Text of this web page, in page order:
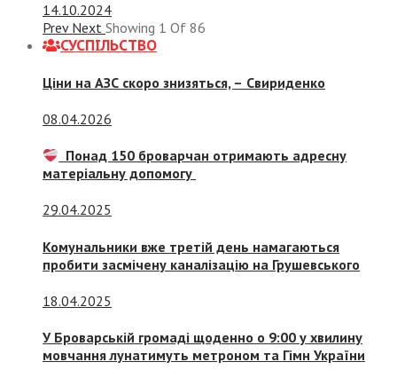
14.10.2024
Prev Next Showing 1 Of 86
СУСПIЛЬСТВО
Ціни на АЗС скоро знизяться, – Свириденко
08.04.2026
Понад 150 броварчан отримають адресну
матеріальну допомогу
29.04.2025
Комунальники вже третій день намагаються
пробити засмічену каналізацію на Грушевського
18.04.2025
У Броварській громаді щоденно о 9:00 у хвилину
мовчання лунатимуть метроном та Гімн України